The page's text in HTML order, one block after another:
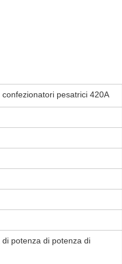
pesatrici 420A
potenza di potenza di